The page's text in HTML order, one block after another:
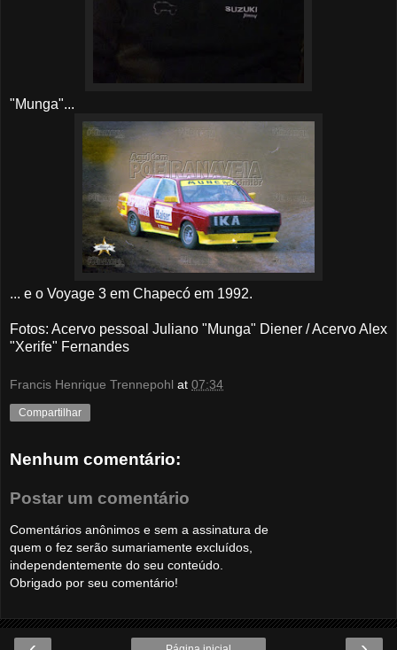
"Munga"...
... e o Voyage 3 em Chapecó em 1992.
Fotos: Acervo pessoal Juliano "Munga" Diener / Acervo Alex
"Xerife" Fernandes
Francis Henrique Trennepohl at 07:34
Compartilhar
Nenhum comentário:
Postar um comentário
Comentários anônimos e sem a assinatura de
quem o fez serão sumariamente excluídos,
independentemente do seu conteúdo.
Obrigado por seu comentário!